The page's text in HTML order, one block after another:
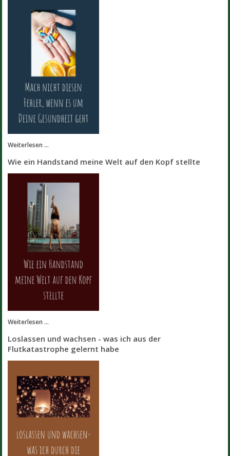
Weiterlesen ...
Wie ein Handstand meine Welt auf den Kopf stellte
Weiterlesen ...
Loslassen und wachsen - was ich aus der
Flutkatastrophe gelernt habe